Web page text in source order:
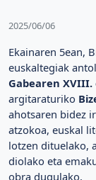
2025/06/06
Ekainaren 5ean,
euskaltegiak
Gabearen XVIII.
argitaraturiko
ahotsaren bidez
atzokoa, euskal
lotzen dituelako,
diolako eta
obra dugulako.